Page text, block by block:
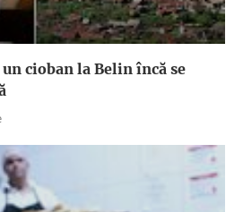
cioban la Belin încă se